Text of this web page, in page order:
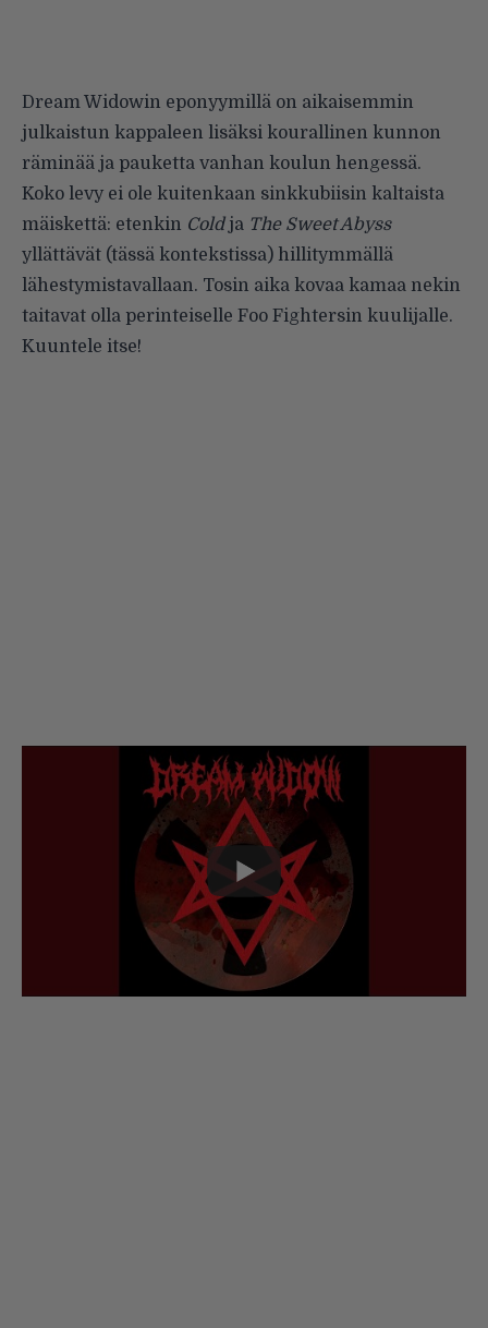
Dream Widowin eponyymillä on aikaisemmin
julkaistun kappaleen lisäksi kourallinen kunnon
räminää ja pauketta vanhan koulun hengessä.
Koko levy ei ole kuitenkaan sinkkubiisin kaltaista
mäiskettä: etenkin Coldja The Sweet Abyss
yllättävät (tässä kontekstissa) hillitymmällä
lähestymistavallaan. Tosin aika kovaa kamaa nekin
taitavat olla perinteiselle Foo Fightersin kuulijalle.
Kuuntele itse!